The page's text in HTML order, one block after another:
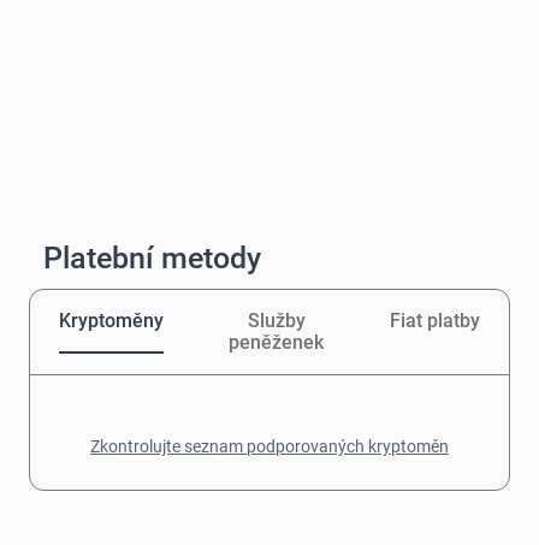
Platební metody
Kryptoměny
Služby
peněženek
Fiat platby
Zkontrolujte seznam podporovaných kryptoměn